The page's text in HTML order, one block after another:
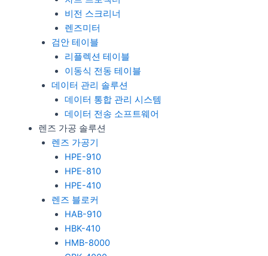
비전 스크리너
렌즈미터
검안 테이블
리플렉션 테이블
이동식 전동 테이블
데이터 관리 솔루션
데이터 통합 관리 시스템
데이터 전송 소프트웨어
렌즈 가공 솔루션
렌즈 가공기
HPE-910
HPE-810
HPE-410
렌즈 블로커
HAB-910
HBK-410
HMB-8000